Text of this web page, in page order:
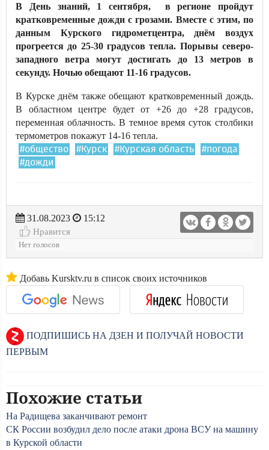
В День знаний, 1 сентября, в регионе пройдут
кратковременные дожди с грозами. Вместе с этим, по
данным Курского гидрометцентра, днём воздух
прогреется до 25-30 градусов тепла. Порывы северо-
западного ветра могут достигать до 13 метров в
секунду. Ночью обещают 11-16 градусов.
В Курске днём также обещают кратковременный дождь.
В областном центре будет от +26 до +28 градусов,
переменная облачность. В темное время суток столбики
термометров покажут 14-16 тепла.
#общество #Курск #Курская область
#погода
#дожди
31.08.2023
15:12
Нравится
Нет голосов
Добавь Kursktv.ru в список своих источников
ПОДПИШИСЬ НА ДЗЕН И ПОЛУЧАЙ НОВОСТИ
ПЕРВЫМ
Похожие статьи
На Радищева заканчивают ремонт
СК России возбудил дело после атаки дрона ВСУ на машину
в Курской области